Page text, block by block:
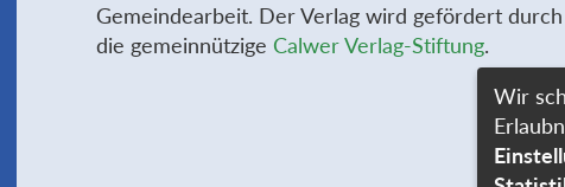
Gemeindearbeit. Der Verlag wird gefördert durch
die gemeinnützige Calwer Verlag-Stiftung.
Wir